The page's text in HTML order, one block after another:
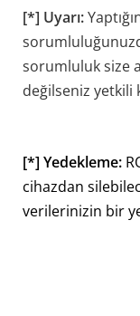
[*] Uyarı:
sorumluluk size
değilseniz yetkili
[*] Yedekleme:
cihazdan
verilerinizin bir